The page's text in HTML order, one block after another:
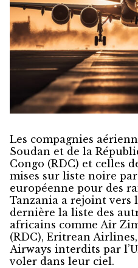
Les compagnies
Soudan et de la
Congo (RDC) et celles
mises sur liste noire
européenne pour des
Tanzania a rejoint vers
dernière la liste des
africains comme Air
(RDC), Eritrean
Airways interdits par
voler dans leur ciel.